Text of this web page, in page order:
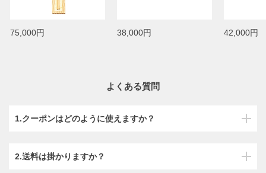
75,000円 38,000円 42,000円
よくある質問
1.クーポンはどのように使えますか？
2.送料は掛かりますか？